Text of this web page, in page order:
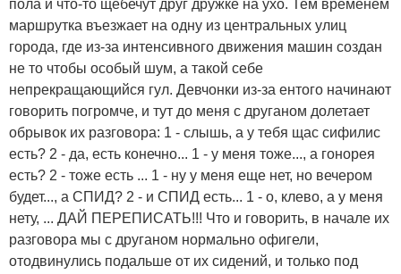
пола и что-то щебечут друг дружке на ухо. Тем временем
маршрутка въезжает на одну из центральных улиц
города, где из-за интенсивного движения машин создан
не то чтобы особый шум, а такой себе
непрекращающийся гул. Девчонки из-за ентого начинают
говорить погромче, и тут до меня с друганом долетает
обрывок их разговора: 1 - слышь, а у тебя щас сифилис
есть? 2 - да, есть конечно... 1 - у меня тоже..., а гонорея
есть? 2 - тоже есть ... 1 - ну у меня еще нет, но вечером
будет..., а СПИД? 2 - и СПИД есть... 1 - о, клево, а у меня
нету, ... ДАЙ ПЕРЕПИСАТЬ!!! Что и говорить, в начале их
разговора мы с друганом нормально офигели,
отодвинулись подальше от их сидений, и только под